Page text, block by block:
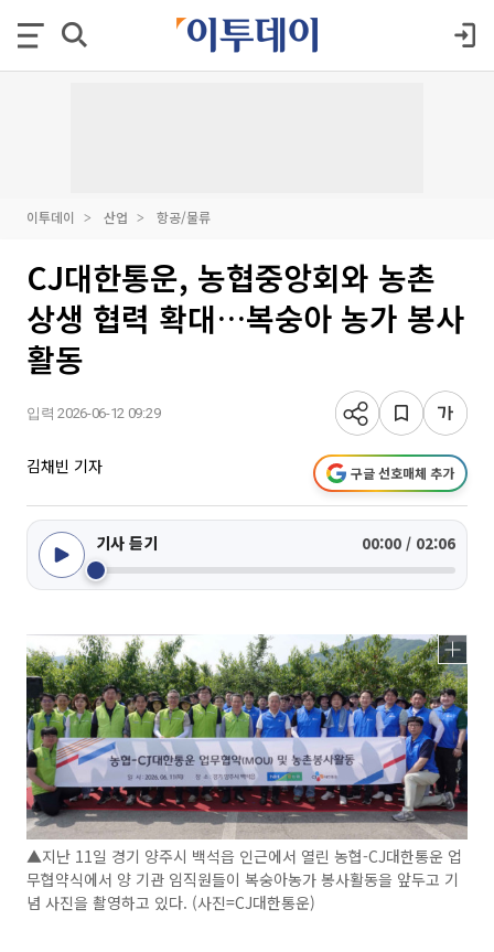
이투데이 산업 항공/물류
CJ대한통운, 농협중앙회와 농촌
상생 협력 확대…복숭아 농가 봉사
활동
입력 2026-06-12 09:29
김채빈 기자 구글 선호매체 추가
기사 듣기 00:00 / 02:06
▲지난 11일 경기 양주시 백석읍 인근에서 열린 농협-CJ대한통운 업
무협약식에서 양 기관 임직원들이 복숭아농가 봉사활동을 앞두고 기
념 사진을 촬영하고 있다. (사진=CJ대한통운)